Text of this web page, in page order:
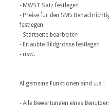
- MWST Satz festlegen
- Preise für den SMS
festlegen
- Startseite bearbeiten
- Erlaubte Bildgrösse festlegen
- usw.
Allgemeine Funktionen sind u.a :
- Alle Bewertungen eines